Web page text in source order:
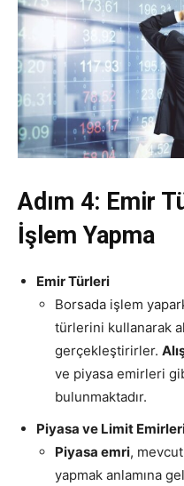
Adım 4: Emir
İşlem Yapma
Emir Türleri
Borsada işlem
türlerini kullanarak
gerçekleştirirler.
ve piyasa emirleri
bulunmaktadır.
Piyasa ve Limit
Piyasa emri,
yapmak anlamına